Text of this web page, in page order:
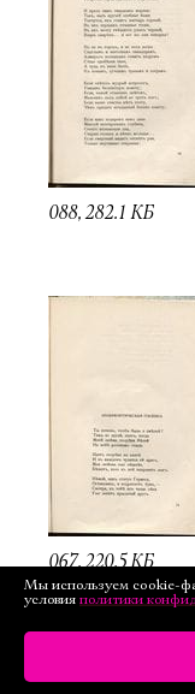
088, 282.1 КБ
067, 220.5 КБ
Мы используем cookie-
условия политики